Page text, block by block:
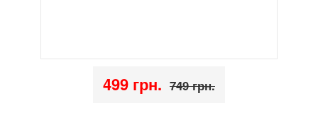
499 грн. 749 грн.